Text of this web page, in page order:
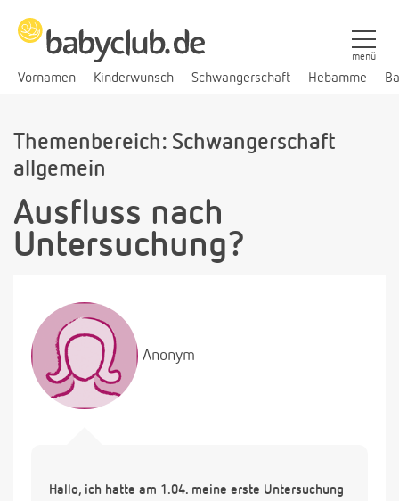
Vornamen Kinderwunsch Schwangerschaft Hebamme
menü
Themenbereich: Schwangerschaft
allgemein
Ausfluss nach
Untersuchung?
Anonym
Hallo, ich hatte am 1.04. meine erste Untersuchung